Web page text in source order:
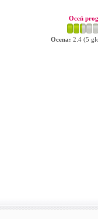
Oceń
Ocena: 2.4 (5